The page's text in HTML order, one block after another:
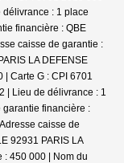
: 1 place
financière : QBE
caisse de garantie :
LA DEFENSE
| Carte G : CPI 6701
| Lieu de délivrance : 1
garantie financière :
caisse de
92931 PARIS LA
: 450 000 | Nom du